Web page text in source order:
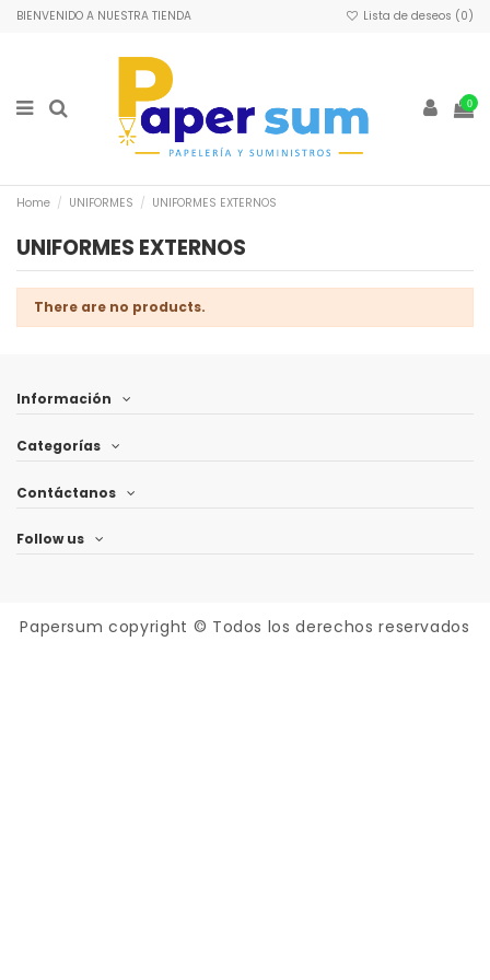
BIENVENIDO A NUESTRA TIENDA Lista de deseos (0)
0
Home UNIFORMES UNIFORMES EXTERNOS
UNIFORMES EXTERNOS
There are no products.
Información
Categorías
Contáctanos
Follow us
Papersum copyright © Todos los derechos reservados